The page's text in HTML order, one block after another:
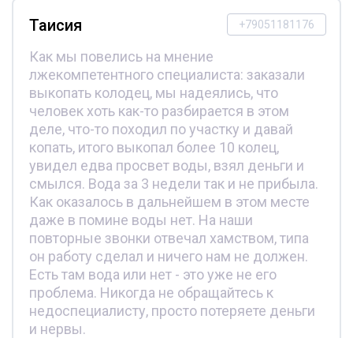
+79051181176
Таисия
Как мы повелись на мнение
лжекомпетентного специалиста: заказали
выкопать колодец, мы надеялись, что
человек хоть как-то разбирается в этом
деле, что-то походил по участку и давай
копать, итого выкопал более 10 колец,
увидел едва просвет воды, взял деньги и
смылся. Вода за 3 недели так и не прибыла.
Как оказалось в дальнейшем в этом месте
даже в помине воды нет. На наши
повторные звонки отвечал хамством, типа
он работу сделал и ничего нам не должен.
Есть там вода или нет - это уже не его
проблема. Никогда не обращайтесь к
недоспециалисту, просто потеряете деньги
и нервы.